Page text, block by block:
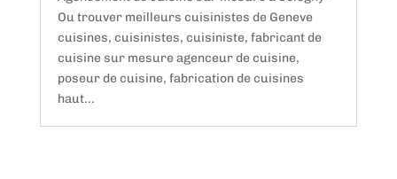
Ou trouver meilleurs cuisinistes de Geneve
cuisines, cuisinistes, cuisiniste, fabricant de
cuisine sur mesure agenceur de cuisine,
poseur de cuisine, fabrication de cuisines
haut...